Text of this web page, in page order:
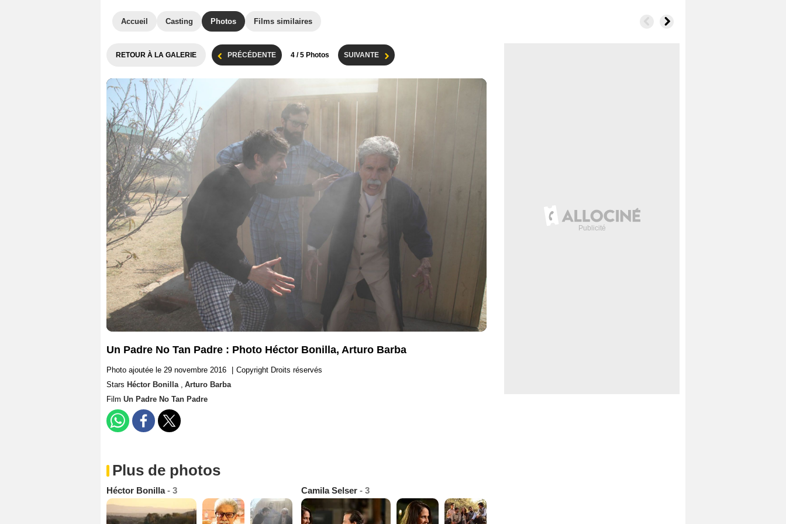
Accueil Casting Photos Films similaires
RETOUR À LA GALERIE PRÉCÉDENTE 4 / 5 Photos SUIVANTE
Un Padre No Tan Padre : Photo Héctor Bonilla, Arturo Barba
Photo ajoutée le 29 novembre 2016
Copyright Droits réservés
Stars Héctor Bonilla , Arturo Barba
Film Un Padre No Tan Padre
Plus de photos
Héctor Bonilla- 3 Camila Selser - 3